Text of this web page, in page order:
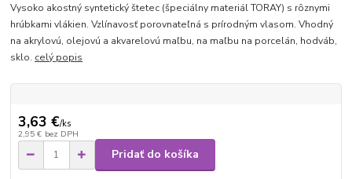
Vysoko akostný syntetický štetec (špeciálny materiál TORAY) s rôznymi
hrúbkami vlákien. Vzlínavosť porovnateľná s prírodným vlasom. Vhodný
na akrylovú, olejovú a akvarelovú maľbu, na maľbu na porcelán, hodváb,
sklo. celý popis
3,63 €/ks
2,95 € bez DPH
Pridať do košíka